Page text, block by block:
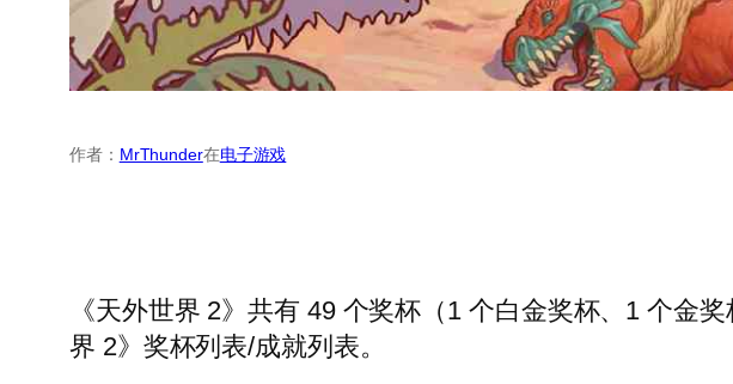
作者： MrThunder在电子游戏
《天外世界 2》共有 49 个奖杯（1 个白金奖杯、1 个金
界 2》奖杯列表/成就列表。